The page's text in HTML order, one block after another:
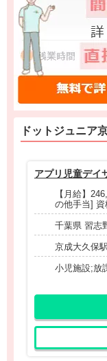
ドットジュニア
アプリ児童デイ
【月給】
の他手当]
千葉県 習志
京成大久保
小児施設;放